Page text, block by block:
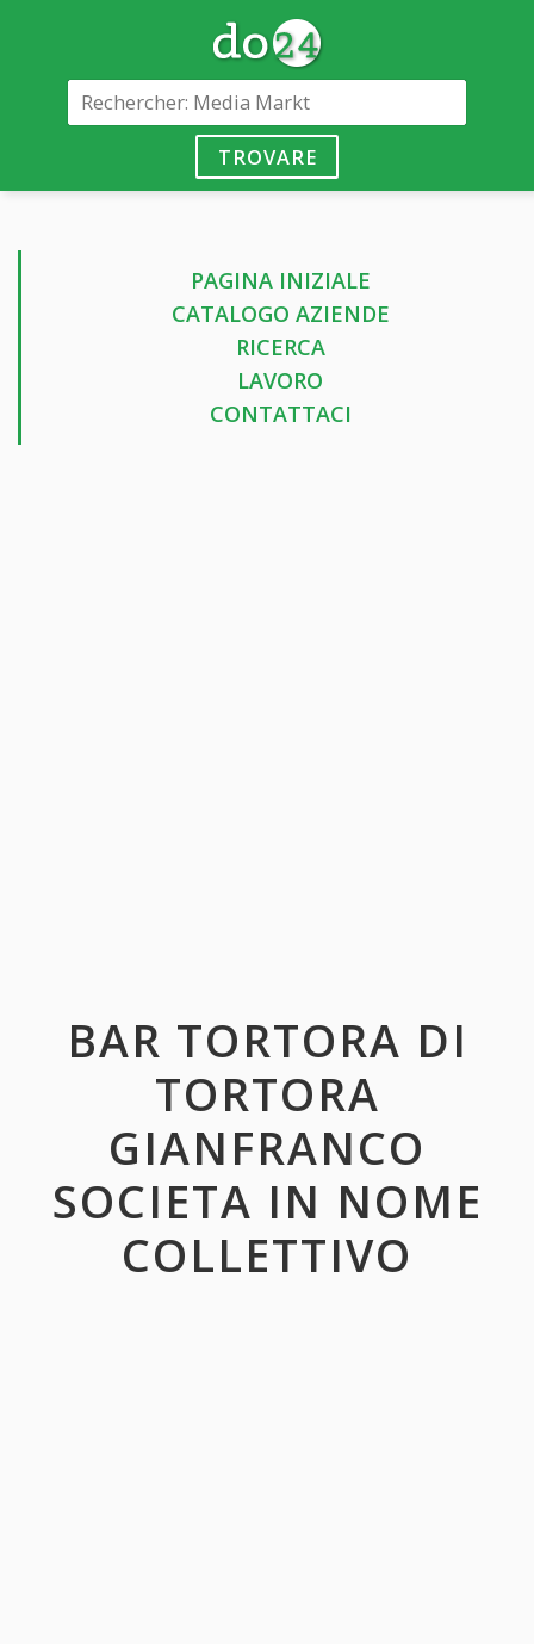
TROVARE
PAGINA INIZIALE
CATALOGO AZIENDE
RICERCA
LAVORO
CONTATTACI
BAR TORTORA DI
TORTORA
GIANFRANCO
SOCIETA IN NOME
COLLETTIVO